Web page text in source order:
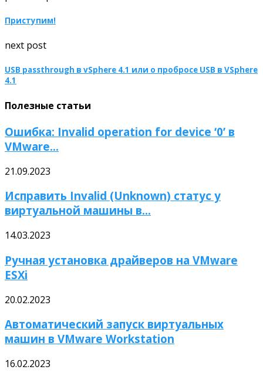
Приступим!
next post
USB passthrough в vSphere 4.1 или о пробросе USB в VSphere
4.1
Полезные статьи
Ошибка: Invalid operation for device ‘0’ в
VMware...
21.09.2023
Исправить Invalid (Unknown) статус у
виртуальной машины в...
14.03.2023
Ручная установка драйверов на VMware
ESXi
20.02.2023
Автоматический запуск виртуальных
машин в VMware Workstation
16.02.2023